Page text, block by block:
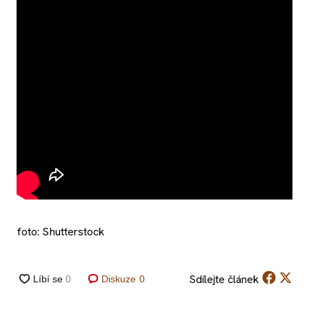
foto: Shutterstock
Diskuze 0 Sdílejte článek